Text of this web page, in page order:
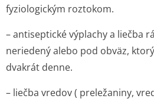
fyziologickým roztokom.
– antiseptické výplachy a liečba
neriedený alebo pod obväz,
dvakrát denne.
– liečba vredov ( preležaniny,